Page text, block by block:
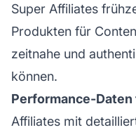
Super Affiliates
Produkten für
zeitnahe und
können.
Performance-Daten
Affiliates mit